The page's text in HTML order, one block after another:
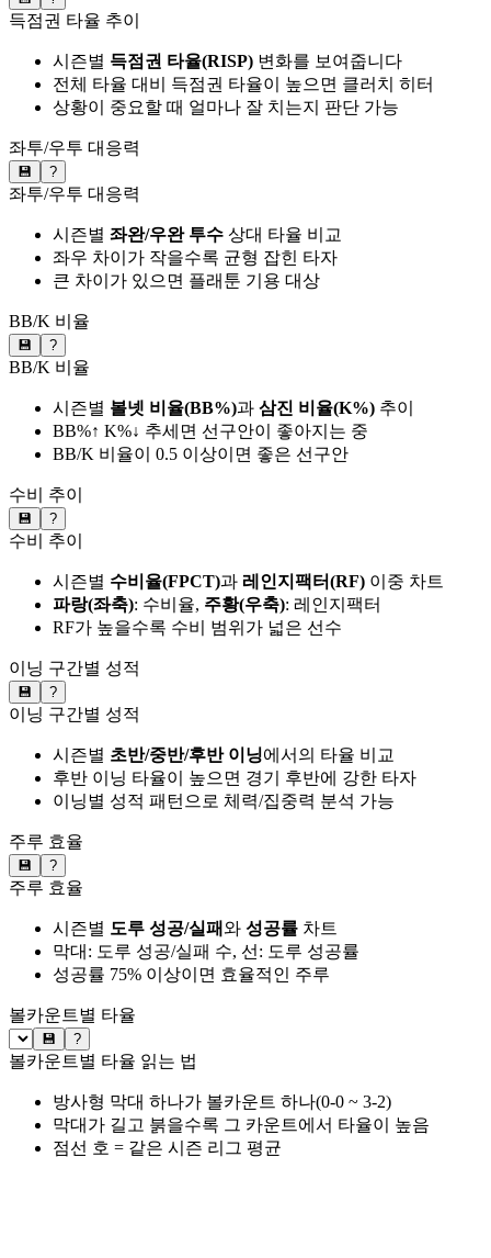
득점권 타율 추이
시즌별 득점권 타율(RISP) 변화를 보여줍니다
전체 타율 대비 득점권 타율이 높으면 클러치 히터
상황이 중요할 때 얼마나 잘 치는지 판단 가능
좌투/우투 대응력
💾 ?
좌투/우투 대응력
시즌별 좌완/우완 투수 상대 타율 비교
좌우 차이가 작을수록 균형 잡힌 타자
큰 차이가 있으면 플래툰 기용 대상
BB/K 비율
💾 ?
BB/K 비율
시즌별 볼넷 비율(BB%)과 삼진 비율(K%) 추이
BB%↑ K%↓ 추세면 선구안이 좋아지는 중
BB/K 비율이 0.5 이상이면 좋은 선구안
수비 추이
💾 ?
수비 추이
시즌별 수비율(FPCT)과 레인지팩터(RF) 이중 차트
파랑(좌축): 수비율, 주황(우축): 레인지팩터
RF가 높을수록 수비 범위가 넓은 선수
이닝 구간별 성적
💾 ?
이닝 구간별 성적
시즌별 초반/중반/후반 이닝에서의 타율 비교
후반 이닝 타율이 높으면 경기 후반에 강한 타자
이닝별 성적 패턴으로 체력/집중력 분석 가능
주루 효율
💾 ?
주루 효율
시즌별 도루 성공/실패와 성공률 차트
막대: 도루 성공/실패 수, 선: 도루 성공률
성공률 75% 이상이면 효율적인 주루
볼카운트별 타율
💾 ?
볼카운트별 타율 읽는 법
방사형 막대 하나가 볼카운트 하나(0-0 ~ 3-2)
막대가 길고 붉을수록 그 카운트에서 타율이 높음
점선 호 = 같은 시즌 리그 평균